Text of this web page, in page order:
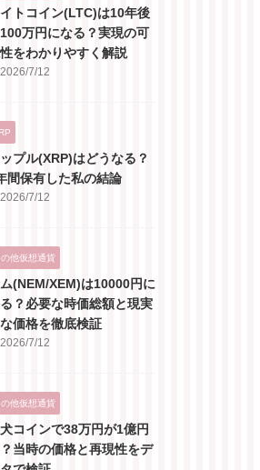
トコイン(LTC)は10年後
万円になる？実現の可
をわかりやすく解説
2026/7/12
プル(XRP)はどうなる？
間保有した私の結論
2026/7/12
の他仮想通貨
(NEM/XEM)は10000円に
？必要な時価総額と現実
価格を徹底検証
2026/7/12
の他仮想通貨
コインで38万円が1億円
当時の価格と再現性をデ